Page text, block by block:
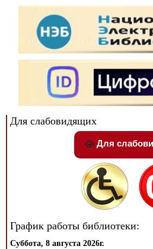
Для слабовидящих
Для
График работы библиотеки:
Суббота, 8 августа 2026г.